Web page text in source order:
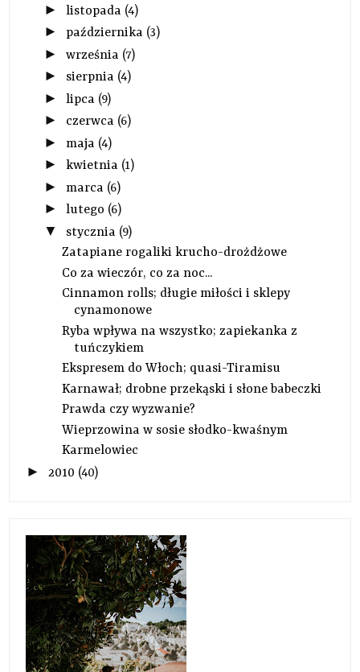
► listopada (4)
► października (3)
► września (7)
► sierpnia (4)
► lipca (9)
► czerwca (6)
► maja (4)
► kwietnia (1)
► marca (6)
► lutego (6)
▼ stycznia (9)
Zatapiane rogaliki krucho-drożdżowe
Co za wieczór, co za noc...
Cinnamon rolls; długie miłości i sklepy
cynamonowe
Ryba wpływa na wszystko; zapiekanka z
tuńczykiem
Ekspresem do Włoch; quasi-Tiramisu
Karnawał; drobne przekąski i słone babeczki
Prawda czy wyzwanie?
Wieprzowina w sosie słodko-kwaśnym
Karmelowiec
► 2010 (40)